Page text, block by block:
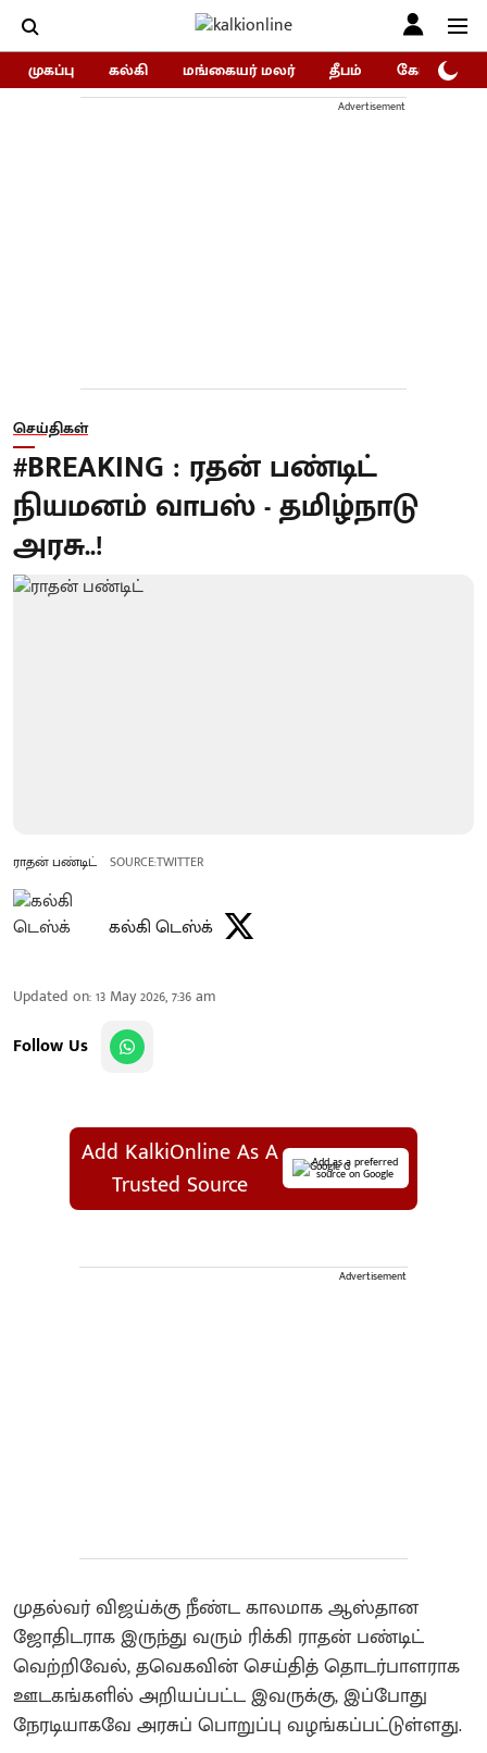
முகப்பு கல்கி மங்கையர் மலர் தீபம் கோகுலம்/
Advertisement
செய்திகள்
#BREAKING : ரதன் பண்டிட்
நியமனம் வாபஸ் - தமிழ்நாடு
அரசு..!
ராதன் பண்டிட் SOURCE:TWITTER
கல்கி டெஸ்க்
Updated on:13 May 2026, 7:36 am
Follow Us
Add KalkiOnline As A
Trusted Source
Add as a preferred
source on Google
Advertisement
முதல்வர் விஜய்க்கு நீண்ட காலமாக ஆஸ்தான
ஜோதிடராக இருந்து வரும் ரிக்கி ராதன் பண்டிட்
வெற்றிவேல், தவெகவின் செய்தித் தொடர்பாளராக
ஊடகங்களில் அறியப்பட்ட இவருக்கு, இப்போது
நேரடியாகவே அரசுப் பொறுப்பு வழங்கப்பட்டுள்ளது.